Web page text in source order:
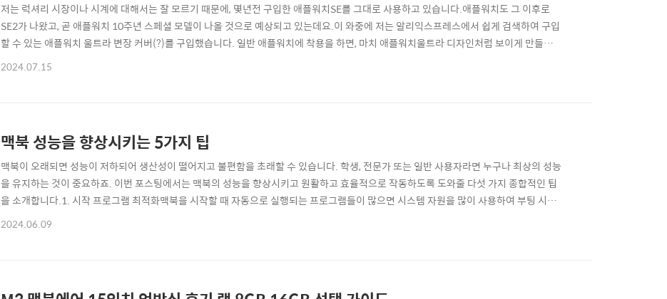
저는 럭셔리 시장이나 시계에 대해서는 잘 모르기 때문에, 몇년전 구입한 애플워치SE를 그대로 사용하고 있습니다.애플워치도 그 이후로
SE2가 나왔고, 곧 애플워치 10주년 스페셜 모델이 나올 것으로 예상되고 있는데요.이 와중에 저는 알리익스프레스에서 쉽게 검색하여 구입
할 수 있는 애플워치 울트라 변장 커버(?)를 구입했습니다. 일반 애플워치에 착용을 하면, 마치 애플워치울트라 디자인처럼 보이게 만들어
주는 마법에 악세사리죠. 구성품은 위와 같이 되어 있습니다. 용두 부분은 접착력이 있어서 붙이면 되는 형태로 되어 있고, 앞커버를 씌우고
2024.07.15
맥북 성능을 향상시키는 5가지 팁
맥북이 오래되면 성능이 저하되어 생산성이 떨어지고 불편함을 초래할 수 있습니다. 학생, 전문가 또는 일반 사용자라면 누구나 최상의 성능
을 유지하는 것이 중요하죠. 이번 포스팅에서는 맥북의 성능을 향상시키고 원활하고 효율적으로 작동하도록 도와줄 다섯 가지 종합적인 팁
을 소개합니다.1. 시작 프로그램 최적화맥북을 시작할 때 자동으로 실행되는 프로그램들이 많으면 시스템 자원을 많이 사용하여 부팅 시간
이 느려질 수 있습니다. 이러한 시작 프로그램을 관리하면 성능을 크게 향상시킬 수 있습니다.시작 프로그램 관리 방법:Apple 사과 마크 메
2024.06.09